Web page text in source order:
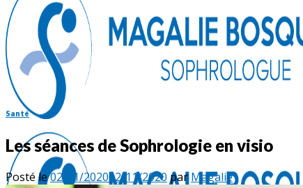
Santé
Les séances de Sophrologie en visio
Posté le02/11/202002/11/2020 parMagalie